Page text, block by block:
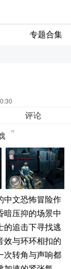
专题合集
评论
中文恐怖冒险作
暗压抑的场景中
的追击下寻找逃
效与环环相扣的
次转角与声响都